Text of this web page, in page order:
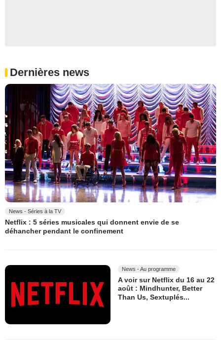
Dernières news
News - Séries à la TV
Netflix : 5 séries musicales qui donnent envie de se
déhancher pendant le confinement
News - Au programme
A voir sur Netflix du 16 au 22
août : Mindhunter, Better
Than Us, Sextuplés...